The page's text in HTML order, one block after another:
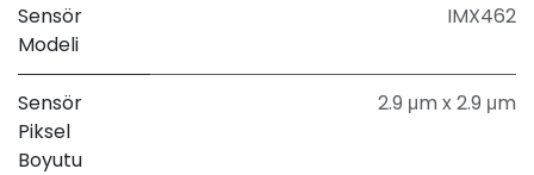
Sensör
Modeli
IMX462
Sensör
Piksel
Boyutu
2.9 μm x 2.9 μm